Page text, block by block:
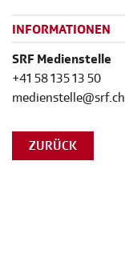
INFORMATIONEN
SRF Medienstelle
+41 58 135 13 50
medienstelle@srf.ch
ZURÜCK